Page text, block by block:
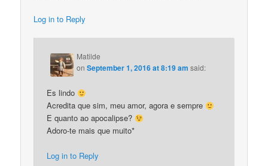
Log in to Reply
Matilde
onSeptember 1, 2016 at 8:19 am said:
Es lindo
Acredita que sim, meu amor, agora e sempre
E quanto ao apocalipse?
Adoro-te mais que muito*
Log in to Reply